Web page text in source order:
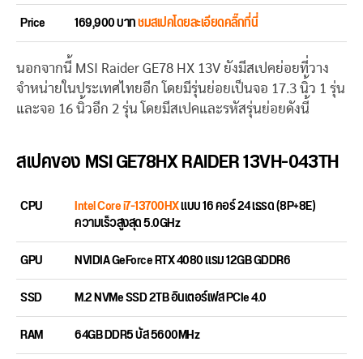
Price
169,900 บาทชมสเปคโดยละเอียดคลิ๊กที่นี่
นอกจากนี้ MSI Raider GE78 HX 13V ยังมีสเปคย่อยที่วาง
จำหน่ายในประเทศไทยอีก โดยมีรุ่นย่อยเป็นจอ 17.3 นิ้ว 1 รุ่น
และจอ 16 นิ้วอีก 2 รุ่น โดยมีสเปคและรหัสรุ่นย่อยดังนี้
สเปคของ MSI GE78HX RAIDER 13VH-043TH
CPU Intel Core i7-13700HXแบบ 16 คอร์ 24 เธรด (8P+8E)
ความเร็วสูงสุด 5.0GHz
GPU
NVIDIA GeForce RTX 4080 แรม 12GB GDDR6
SSD
M.2 NVMe SSD 2TB อินเตอร์เฟส PCIe 4.0
RAM
64GB DDR5 บัส 5600MHz